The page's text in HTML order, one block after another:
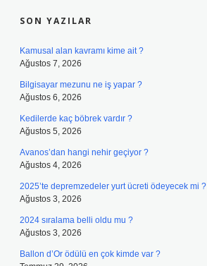
SON YAZILAR
Kamusal alan kavramı kime ait ?
Ağustos 7, 2026
Bilgisayar mezunu ne iş yapar ?
Ağustos 6, 2026
Kedilerde kaç böbrek vardır ?
Ağustos 5, 2026
Avanos’dan hangi nehir geçiyor ?
Ağustos 4, 2026
2025’te depremzedeler yurt ücreti ödeyecek mi ?
Ağustos 3, 2026
2024 sıralama belli oldu mu ?
Ağustos 3, 2026
Ballon d’Or ödülü en çok kimde var ?